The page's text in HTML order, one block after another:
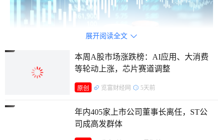
百余股涨停超10次
剔除ST、*ST个股及新股，仅统计收盘封死涨停标的，
展开阅读全文 
本周A股市场涨跌榜：AI应用、大消费
等轮动上涨，芯片赛道调整
原创 览富财经网 5天前
年内405家上市公司董事长离任，ST公
司成高发群体